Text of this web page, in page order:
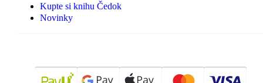
Kupte si knihu Čedok
Novinky